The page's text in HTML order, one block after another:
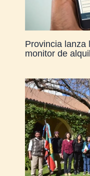
Provincia lanza
monitor de